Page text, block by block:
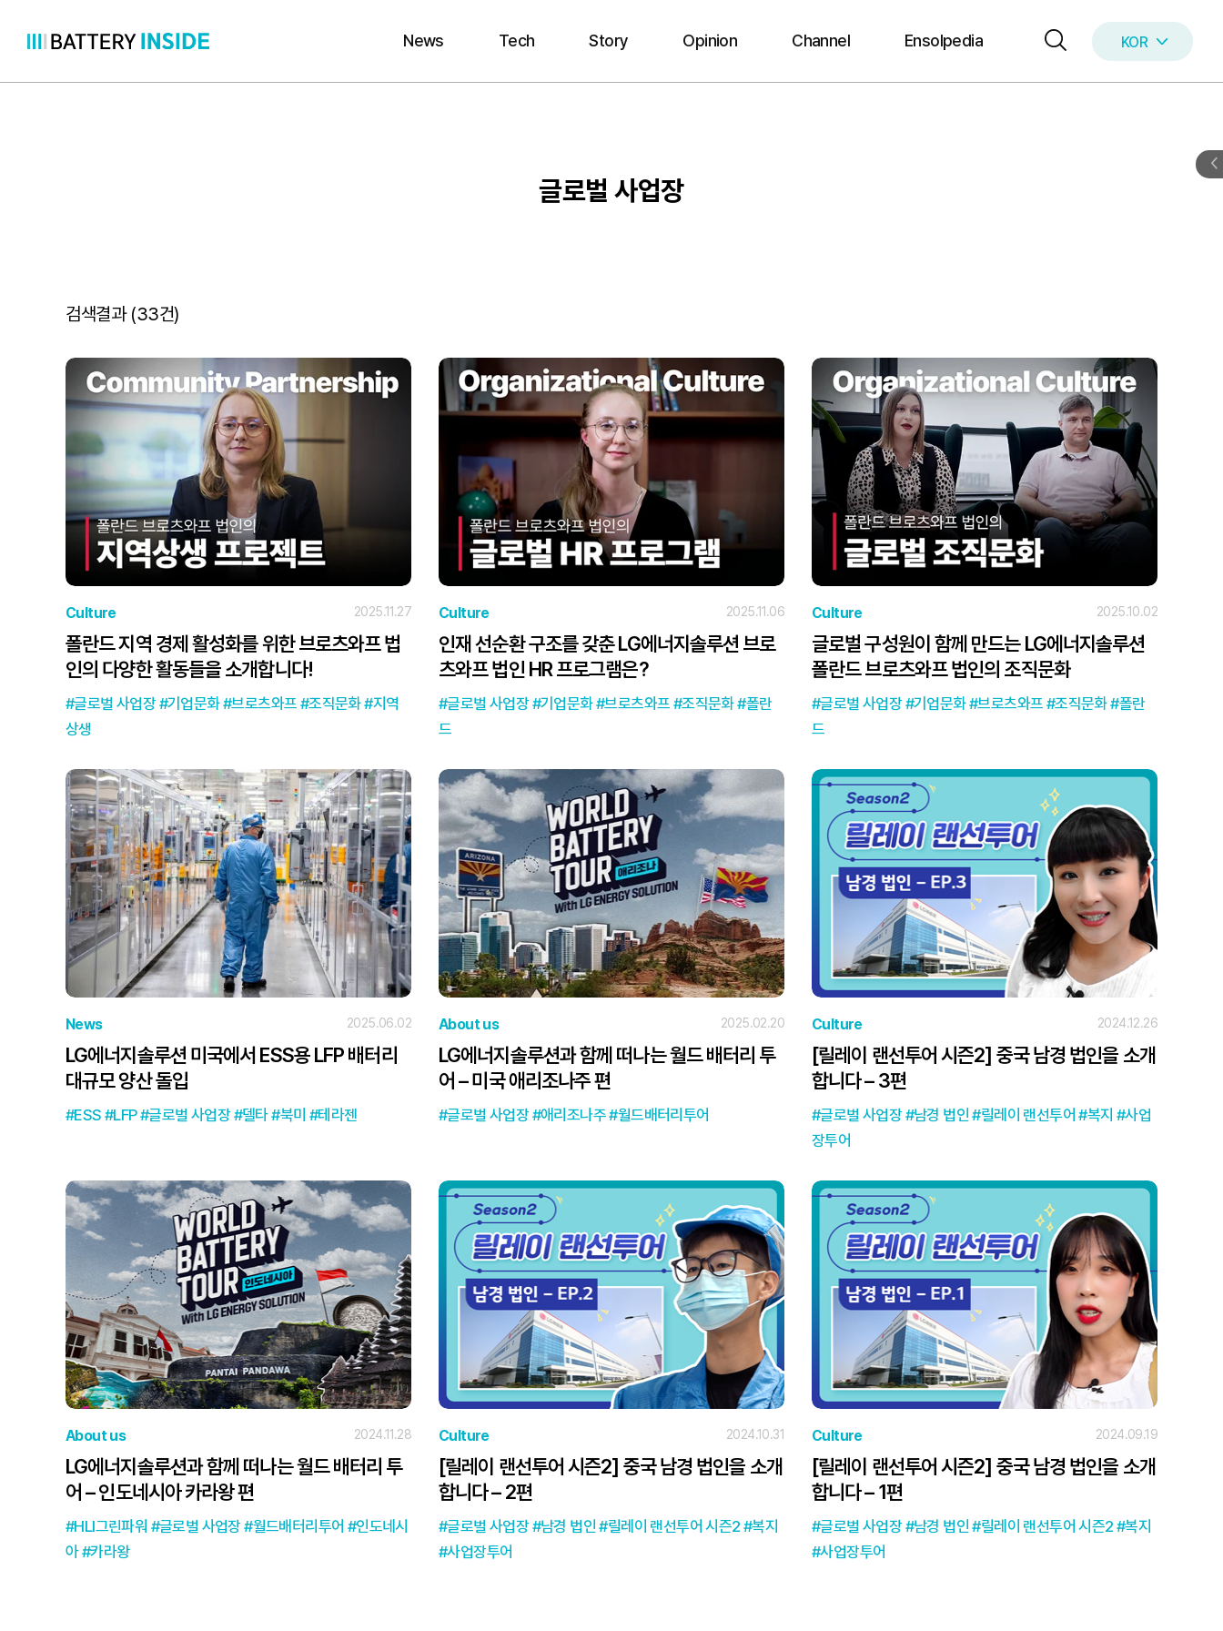
츠
News Tech Story Opinion Channel Ensolpedia KOR
ENG
글로벌 사업장
검색결과 (33건)
Culture 2025.11.27
폴란드 지역 경제 활성화를 위한 브로츠와프 법
인의 다양한 활동들을 소개합니다!
글로벌 사업장 기업문화 브로츠와프 조직문화
지역
상생
Culture 2025.11.06
인재 선순환 구조를 갖춘 LG에너지솔루션 브로
츠와프 법인 HR 프로그램은?
글로벌 사업장 기업문화 브로츠와프 조직문화
폴란
드
Culture 2025.10.02
글로벌 구성원이 함께 만드는 LG에너지솔루션
폴란드 브로츠와프 법인의 조직문화
글로벌 사업장 기업문화 브로츠와프 조직문화
폴란
드
News 2025.06.02
LG에너지솔루션 미국에서 ESS용 LFP 배터리
대규모 양산 돌입
ESS LFP 글로벌 사업장 델타 북미 테라젠
About us 2025.02.20
LG에너지솔루션과 함께 떠나는 월드 배터리 투
어 – 미국 애리조나주 편
글로벌 사업장 애리조나주 월드배터리투어
Culture 2024.12.26
[릴레이 랜선투어 시즌2] 중국 남경 법인을 소개
합니다 – 3편
글로벌 사업장 남경 법인 릴레이 랜선투어 복지
사업
장투어
About us 2024.11.28
LG에너지솔루션과 함께 떠나는 월드 배터리 투
어 – 인도네시아 카라왕 편
HLI그린파워 글로벌 사업장 월드배터리투어
인도네시
아
카라왕
Culture 2024.10.31
[릴레이 랜선투어 시즌2] 중국 남경 법인을 소개
합니다 – 2편
글로벌 사업장 남경 법인 릴레이 랜선투어 시즌2
복지
사업장투어
Culture 2024.09.19
[릴레이 랜선투어 시즌2] 중국 남경 법인을 소개
합니다 – 1편
글로벌 사업장 남경 법인 릴레이 랜선투어 시즌2
복지
사업장투어